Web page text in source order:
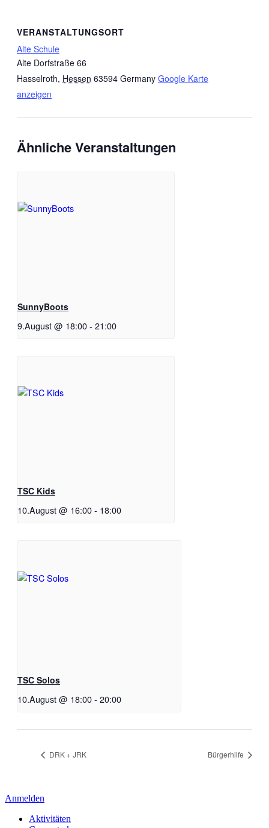
VERANSTALTUNGSORT
Alte Schule
Alte Dorfstraße 66
Hasselroth, Hessen 63594 Germany Google Karte
anzeigen
Ähnliche Veranstaltungen
SunnyBoots
9.August @ 18:00- 21:00
TSC Kids
10.August @ 16:00- 18:00
TSC Solos
10.August @ 18:00- 20:00
DRK + JRK Bürgerhilfe
Anmelden
Aktivitäten